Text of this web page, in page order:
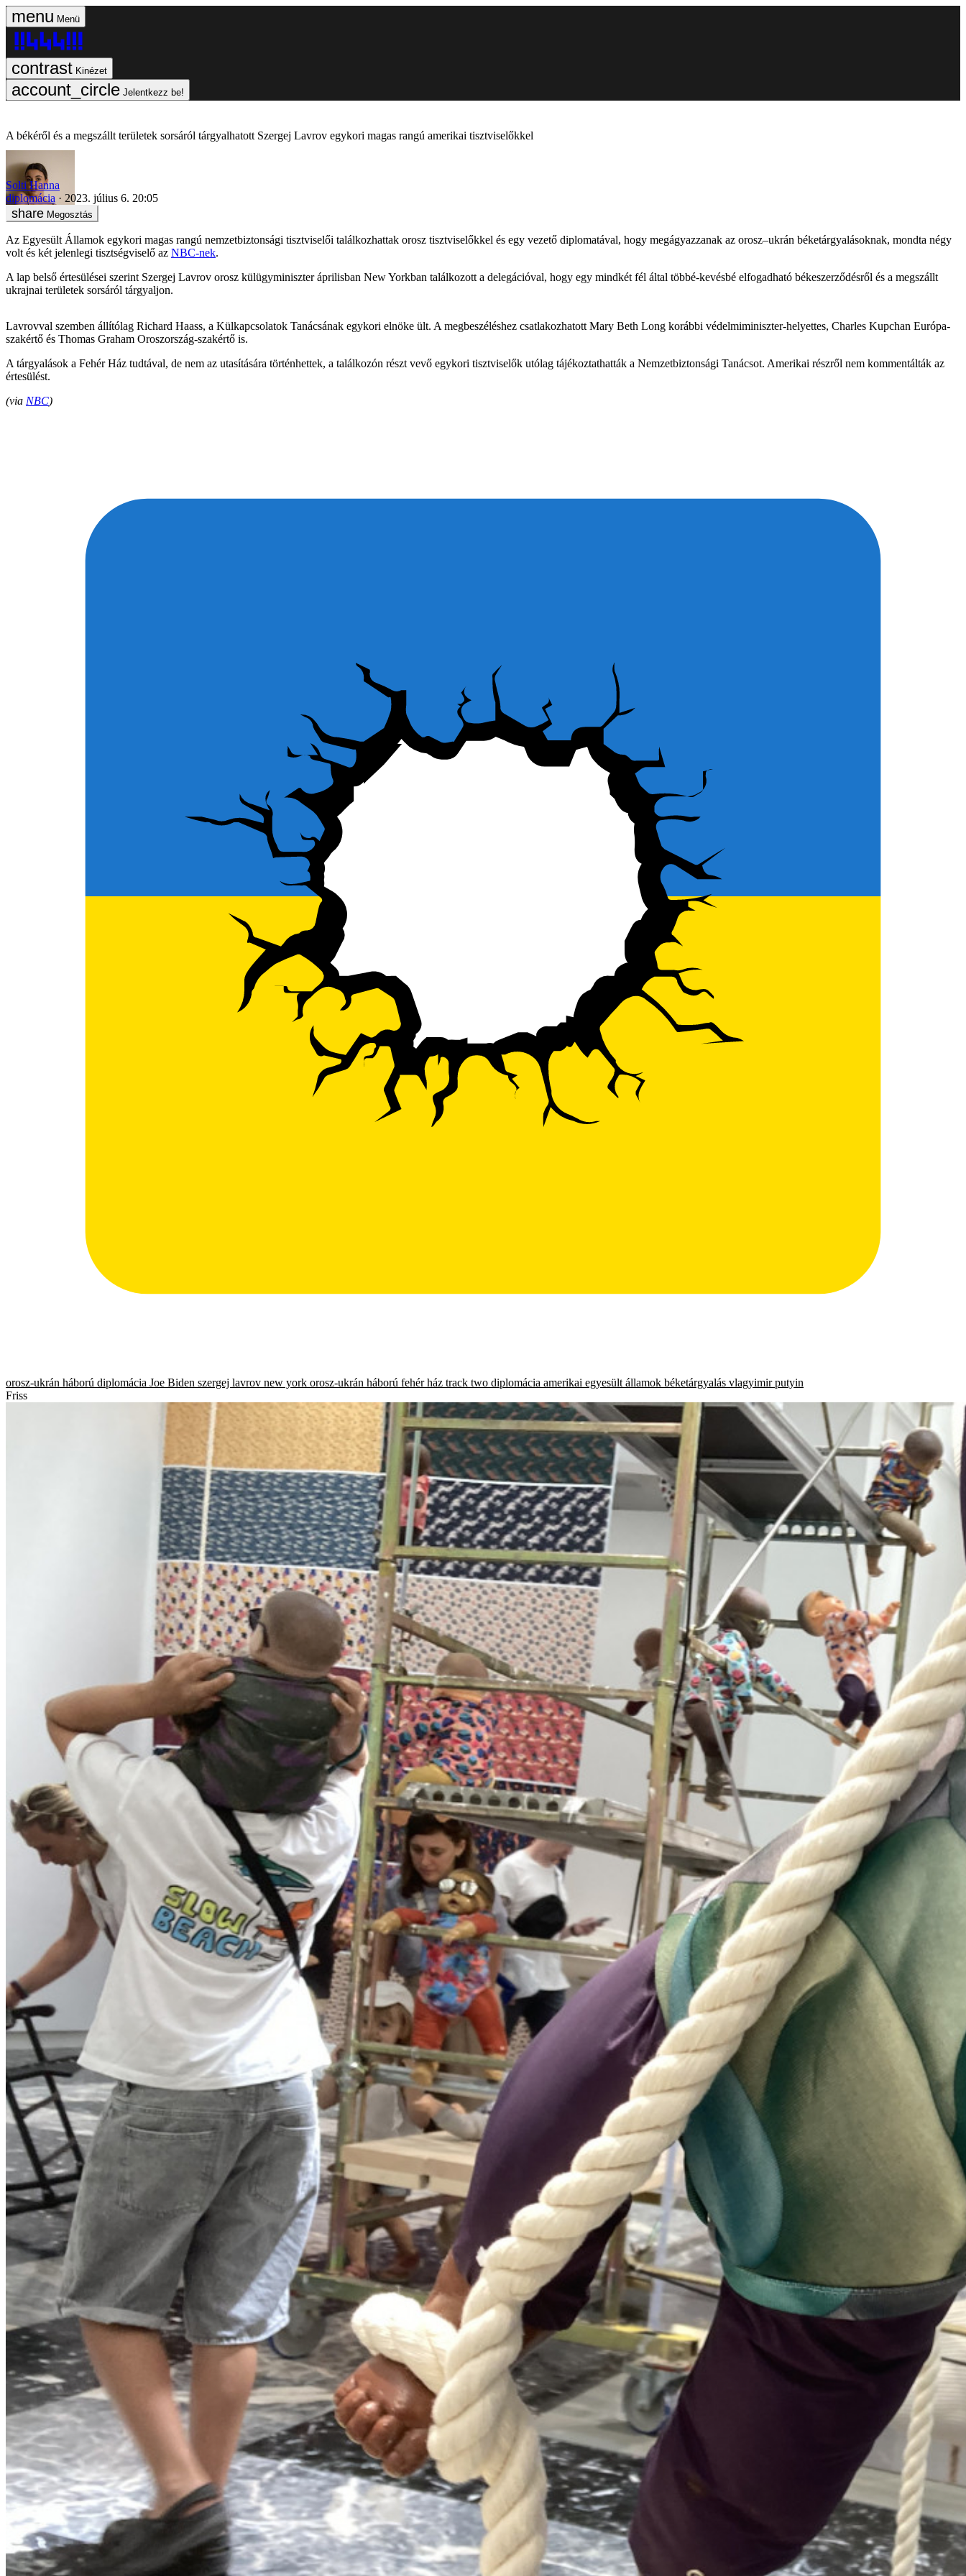
Menü
Kinézet
Jelentkezz be!
A békéről és a megszállt területek sorsáról tárgyalhatott Szergej Lavrov egykori magas rangú amerikai tisztviselőkkel
Solti Hanna
diplomácia
2023. július 6. 20:05
Megosztás
Az Egyesült Államok egykori magas rangú nemzetbiztonsági tisztviselői találkozhattak orosz tisztviselőkkel és egy vezető diplomatával, hogy megágyazzanak az orosz–ukrán béketárgyalásoknak, mondta négy
volt és két jelenlegi tisztségviselő az NBC-nek.
A lap belső értesülései szerint Szergej Lavrov orosz külügyminiszter áprilisban New Yorkban találkozott a delegációval, hogy egy mindkét fél által többé-kevésbé elfogadható békeszerződésről és a megszállt
ukrajnai területek sorsáról tárgyaljon.
Lavrovval szemben állítólag Richard Haass, a Külkapcsolatok Tanácsának egykori elnöke ült. A megbeszéléshez csatlakozhatott Mary Beth Long korábbi védelmiminiszter-helyettes, Charles Kupchan Európa-
szakértő és Thomas Graham Oroszország-szakértő is.
A tárgyalások a Fehér Ház tudtával, de nem az utasítására történhettek, a találkozón részt vevő egykori tisztviselők utólag tájékoztathatták a Nemzetbiztonsági Tanácsot. Amerikai részről nem kommentálták az
értesülést.
(via NBC)
orosz-ukrán háború diplomácia Joe Biden szergej lavrov new york orosz-ukrán háború fehér ház track two diplomácia amerikai egyesült államok béketárgyalás vlagyimir putyin
Friss